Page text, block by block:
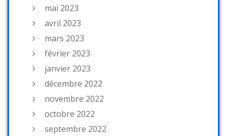
mai 2023
avril 2023
mars 2023
février 2023
janvier 2023
décembre 2022
novembre 2022
octobre 2022
septembre 2022